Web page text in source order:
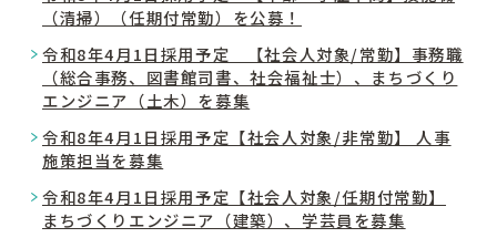
（清掃）（任期付常勤）を公募！
令和8年4月1日採用予定 【社会人対象/常勤】事務職
（総合事務、図書館司書、社会福祉士）、まちづくり
エンジニア（土木）を募集
令和8年4月1日採用予定【社会人対象/非常勤】 人事
施策担当を募集
令和8年4月1日採用予定【社会人対象/任期付常勤】
まちづくりエンジニア（建築）、学芸員を募集